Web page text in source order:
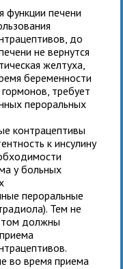
функции печени
до
не вернутся
желтуха,
беременности
требует
пероральных
контрацептивы
к инсулину
у больных
пероральные
Тем не
должны
во время приема